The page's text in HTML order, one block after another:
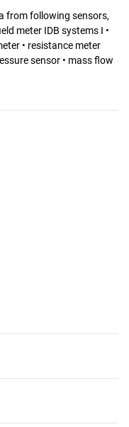
from following sensors,
meter IDB systems I •
• resistance meter
sensor • mass flow